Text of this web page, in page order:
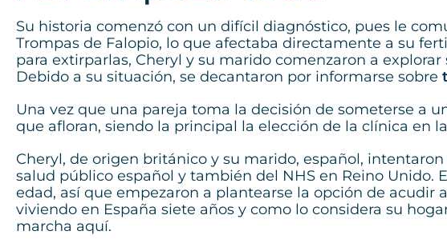
Su historia comenzó con un difícil diagnóstico, pues le
Trompas de Falopio, lo que afectaba directamente a su
para extirparlas, Cheryl y su marido comenzaron a
Debido a su situación, se decantaron por informarse sobre
Una vez que una pareja toma la decisión de someterse a
que afloran, siendo la principal la elección de la clínica en
Cheryl, de origen británico y su marido, español,
salud público español y también del NHS en Reino Unido.
edad, así que empezaron a plantearse la opción de acudir
viviendo en España siete años y como lo considera su
marcha aquí.